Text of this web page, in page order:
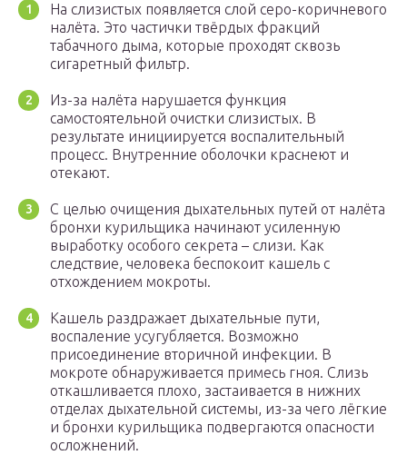
На слизистых появляется слой серо-коричневого
налёта. Это частички твёрдых фракций
табачного дыма, которые проходят сквозь
сигаретный фильтр.
Из-за налёта нарушается функция
самостоятельной очистки слизистых. В
результате инициируется воспалительный
процесс. Внутренние оболочки краснеют и
отекают.
С целью очищения дыхательных путей от налёта
бронхи курильщика начинают усиленную
выработку особого секрета – слизи. Как
следствие, человека беспокоит кашель с
отхождением мокроты.
Кашель раздражает дыхательные пути,
воспаление усугубляется. Возможно
присоединение вторичной инфекции. В
мокроте обнаруживается примесь гноя. Слизь
откашливается плохо, застаивается в нижних
отделах дыхательной системы, из-за чего лёгкие
и бронхи курильщика подвергаются опасности
осложнений.